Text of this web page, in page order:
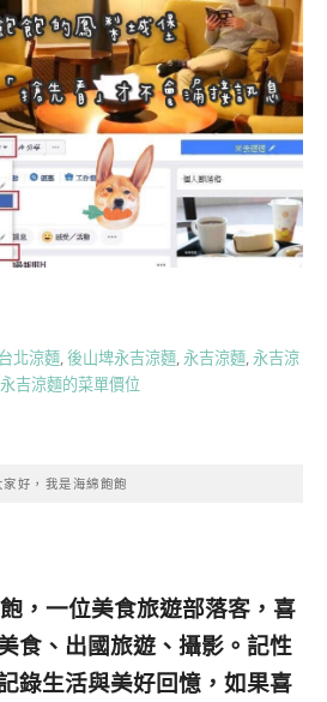
台北涼麵,後山埤永吉涼麵,永吉涼麵,永吉涼
永吉涼麵的菜單價位
家好，我是海綿飽飽
，一位美食旅遊部落客， 喜
食、出國旅遊、攝影。 記性
錄生活與美好回憶， 如果喜